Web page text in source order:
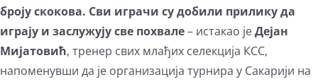
броју скокова. Сви играчи су добили прилику да
играју и заслужују све похвале– истакао јеДејан
Мијатовић, тренер свих млађих селекција КСС,
напоменувши да је организација турнира у Сакарији на